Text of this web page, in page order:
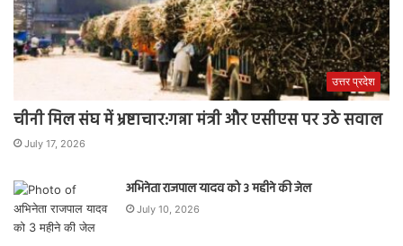
उत्तर प्रदेश
चीनी मिल संघ में भ्रष्टाचार:गन्ना मंत्री और एसीएस पर उठे सवाल
July 17, 2026
अभिनेता राजपाल यादव को 3 महीने की जेल
July 10, 2026